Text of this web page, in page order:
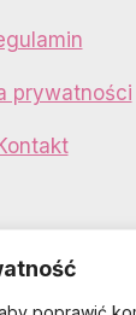
prywatności